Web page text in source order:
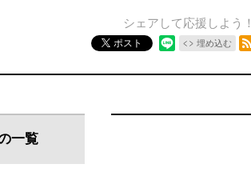
シェアして応援しよう！
ポスト 埋め込む
一覧